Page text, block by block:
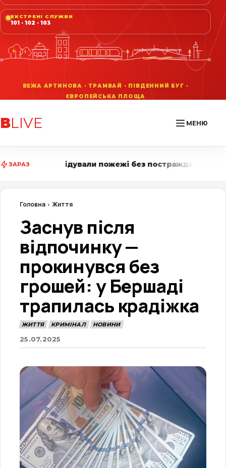
ЕКСТРЕНІ СЛУЖБИ
101 · 102 · 103
ВLIVE МЕНЮ
ЗАРАЗ
пожежі без постраждалих • Вінниця LIVE
Головна Життя
Заснув після
відпочинку —
прокинувся без
грошей: у Бершаді
трапилась крадіжка
ЖИТТЯ КРИМІНАЛ НОВИНИ
25.07.2025